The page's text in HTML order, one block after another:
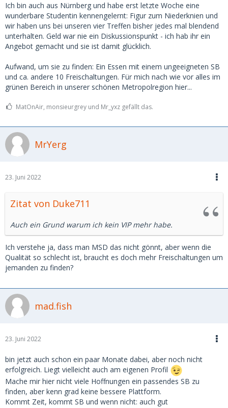
Ich bin auch aus Nürnberg und habe erst letzte Woche eine
wunderbare Studentin kennengelernt: Figur zum Niederknien und
wir haben uns bei unseren vier Treffen bisher jedes mal blendend
unterhalten. Geld war nie ein Diskussionspunkt - ich hab ihr ein
Angebot gemacht und sie ist damit glücklich.
Aufwand, um sie zu finden: Ein Essen mit einem ungeeigneten SB
und ca. andere 10 Freischaltungen. Für mich nach wie vor alles im
grünen Bereich in unserer schönen Metropolregion hier...
MatOnAir, monsieurgrey und Mr_yxz gefällt das.
MrYerg
23. Juni 2022
Zitat von Duke711
Auch ein Grund warum ich kein VIP mehr habe.
Ich verstehe ja, dass man MSD das nicht gönnt, aber wenn die
Qualität so schlecht ist, braucht es doch mehr Freischaltungen um
jemanden zu finden?
mad.fish
23. Juni 2022
bin jetzt auch schon ein paar Monate dabei, aber noch nicht
erfolgreich. Liegt vielleicht auch am eigenen Profil
Mache mir hier nicht viele Hoffnungen ein passendes SB zu
finden, aber kenn grad keine bessere Plattform.
Kommt Zeit, kommt SB und wenn nicht: auch gut